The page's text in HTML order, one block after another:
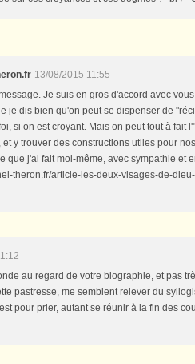
13/08/2015 11:55
Je suis en gros d'accord avec
je dis bien qu'on peut se dispenser de
si on est croyant. Mais on peut tout à fait
y trouver des constructions utiles pour
que j'ai fait moi-même, avec sympathie et
theron.fr/article-les-deux-visages-de-
au regard de votre biographie, et pas
pastresse, me semblent relever du
pour prier, autant se réunir à la fin des